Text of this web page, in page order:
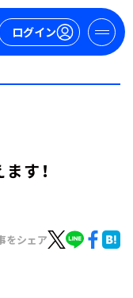
ログイン
す！
をシェア